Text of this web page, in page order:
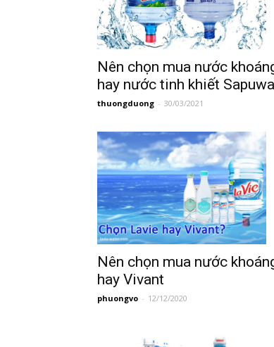
Nên chọn mua nước
hay nước tinh khiết
thuongduong - 30/03/2021
Nên chọn mua nước
hay Vivant
phuongvo - 12/12/2020